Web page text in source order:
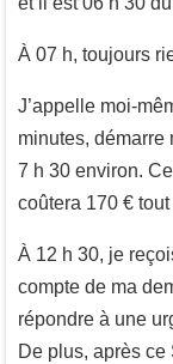
À 07 h, toujours
J’appelle moi-
minutes, démarre
7 h 30 environ.
coûtera 170 €
À 12 h 30, je
compte de ma
répondre à une
De plus, après ce